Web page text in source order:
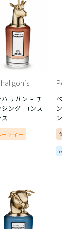
ハリガン – チ
ジング コンス
ーティー
ペ
ン
ン
ウ